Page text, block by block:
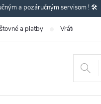
a pozáručným servisom ! 🛠️
a platby Vrátenie-